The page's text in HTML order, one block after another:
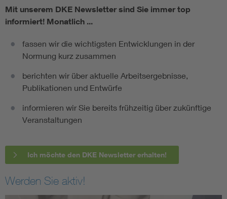
Mit unserem DKE Newsletter sind Sie immer top
informiert! Monatlich ...
fassen wir die wichtigsten Entwicklungen in der
Normung kurz zusammen
berichten wir über aktuelle Arbeitsergebnisse,
Publikationen und Entwürfe
informieren wir Sie bereits frühzeitig über zukünftige
Veranstaltungen
Ich möchte den DKE Newsletter erhalten!
Werden Sie aktiv!